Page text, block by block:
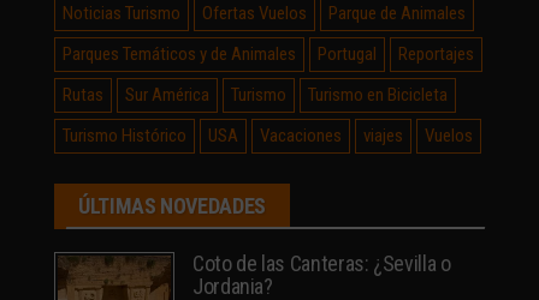
Noticias Turismo
Ofertas Vuelos
Parque de Animales
Parques Temáticos y de Animales
Portugal
Reportajes
Rutas
Sur América Turismo
Turismo en Bicicleta
Turismo Histórico
USA Vacaciones viajes Vuelos
ÚLTIMAS NOVEDADES
Coto de las Canteras: ¿Sevilla o
Jordania?